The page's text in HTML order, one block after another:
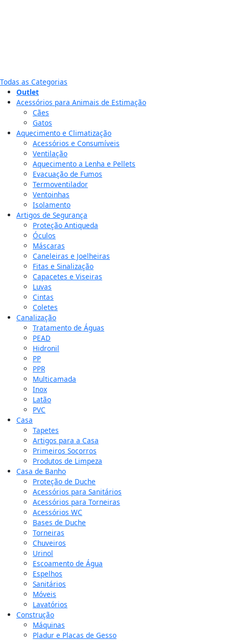
Todas as Categorias
Outlet
Acessórios para Animais de Estimação
Cães
Gatos
Aquecimento e Climatização
Acessórios e Consumíveis
Ventilação
Aquecimento a Lenha e Pellets
Evacuação de Fumos
Termoventilador
Ventoinhas
Isolamento
Artigos de Segurança
Proteção Antiqueda
Óculos
Máscaras
Caneleiras e Joelheiras
Fitas e Sinalização
Capacetes e Viseiras
Luvas
Cintas
Coletes
Canalização
Tratamento de Águas
PEAD
Hidronil
PP
PPR
Multicamada
Inox
Latão
PVC
Casa
Tapetes
Artigos para a Casa
Primeiros Socorros
Produtos de Limpeza
Casa de Banho
Proteção de Duche
Acessórios para Sanitários
Acessórios para Torneiras
Acessórios WC
Bases de Duche
Torneiras
Chuveiros
Urinol
Escoamento de Água
Espelhos
Sanitários
Móveis
Lavatórios
Construção
Máquinas
Pladur e Placas de Gesso